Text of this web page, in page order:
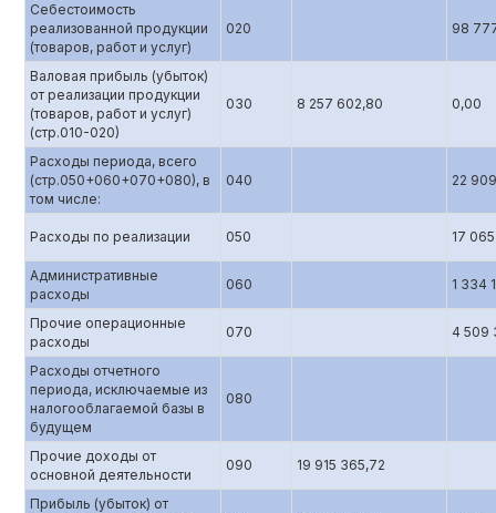
Себестоимость
реализованной продукции
(товаров, работ и услуг)
020 98
Валовая прибыль (убыток)
от реализации продукции
(товаров, работ и услуг)
(стр.010-020)
030 8 257 602,80 0,00
Расходы периода, всего
(стр.050+060+070+080), в
том числе:
040 22
Расходы по реализации 050 17
Административные
расходы
060 1 334
Прочие операционные
расходы
070 4 509
Расходы отчетного
периода, исключаемые из
налогооблагаемой базы в
будущем
080
Прочие доходы от
основной деятельности
090 19 915 365,72
Прибыль (убыток) от